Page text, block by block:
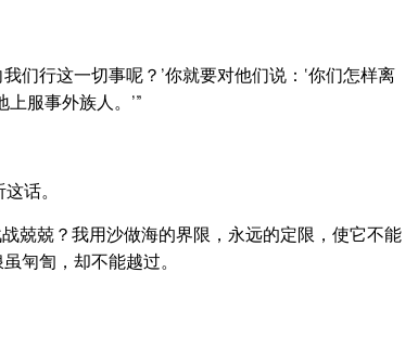
们行这一切事呢？’你就要对他们说：‘你们怎样离
服事外族人。’”
话。
兢兢？我用沙做海的界限，永远的定限，使它不能
匉訇，却不能越过。